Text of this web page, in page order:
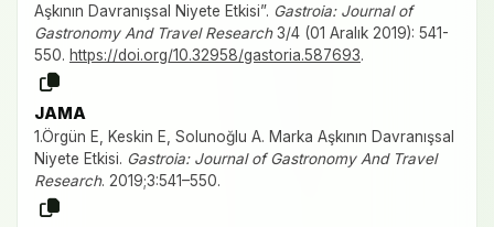
Aşkının Davranışsal Niyete Etkisi”. Gastroia: Journal of
Gastronomy And Travel Research3/4 (01 Aralık 2019): 541-
550. https://doi.org/10.32958/gastoria.587693.
JAMA
1.Örgün E, Keskin E, Solunoğlu A. Marka Aşkının Davranışsal
Niyete Etkisi. Gastroia: Journal of Gastronomy And Travel
Research. 2019;3:541–550.